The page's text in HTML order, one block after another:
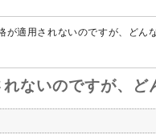
が適用されないのですが、どん
ないのですが、ど